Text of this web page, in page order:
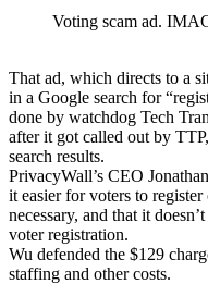
Voting scam ad.
That ad, which directs to a
in a Google search for
done by watchdog Tech
after it got called out by
search results.
PrivacyWall’s CEO
it easier for voters to
necessary, and that it
voter registration.
Wu defended the $129
staffing and other costs.